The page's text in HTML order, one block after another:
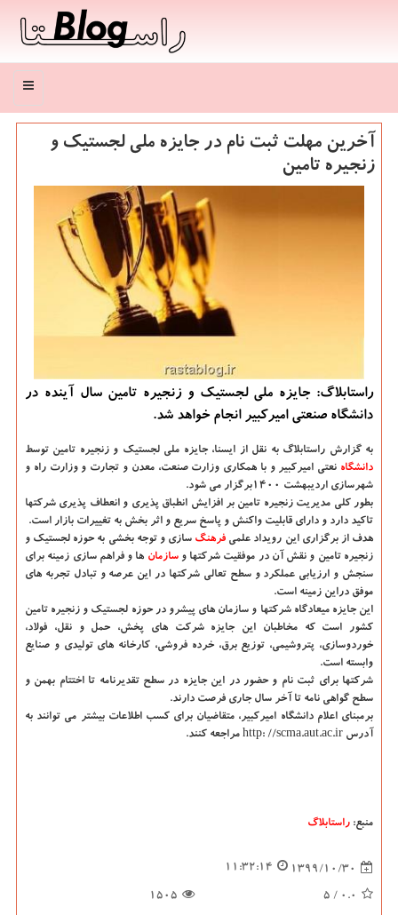
منو
آخرین مهلت ثبت نام در جایزه ملی لجستیك و
زنجیره تامین
راستابلاگ: جایزه ملی لجستیک و زنجیره تامین سال آینده در
دانشگاه صنعتی امیرکبیر انجام خواهد شد.
به گزارش راستابلاگ به نقل از ایسنا،جایزه ملی لجستیک و زنجیره تامین توسط
دانشگاه‌ نعتی امیرکبیر و با همکاری وزارت صنعت، معدن و تجارت و وزارت راه و
شهرسازی اردیبهشت ۱۴۰۰برگزار می شود.
بطور کلی مدیریت زنجیره تامین بر افزایش انطباق پذیری و انعطاف پذیری شرکتها
تاکید دارد و دارای قابلیت واکنش و پاسخ سریع و اثر بخش به تغییرات بازار است.
هدف از برگزاری این رویداد علمی فرهنگ سازی و توجه بخشی به حوزه لجستیک و
زنجیره تامین و نقش آن در موفقیت شرکتها وسازمان ها و فراهم سازی زمینه برای
سنجش و ارزیابی عملکرد و سطح تعالی شرکتها در این عرصه و تبادل تجربه های
موفق دراین زمینه است.
این جایزه میعادگاه شرکتها و سازمان های پیشرو در حوزه لجستیک و زنجیره تامین
کشور است که مخاطبان این جایزه شرکت های پخش، حمل و نقل، فولاد،
خوردوسازی، پتروشیمی، توزیع برق، خرده فروشی، کارخانه های تولیدی و صنایع
وابسته است.
شرکتها برای ثبت نام و حضور در این جایزه در سطح تقدیرنامه تا اختتام بهمن و
سطح گواهی نامه تا آخر سال جاری فرصت دارند.
برمبنای اعلام دانشگاه امیرکبیر، متقاضیان برای کسب اطلاعات بیشتر می توانند به
آدرس http: //scma.aut.ac.ir مراجعه کنند.
منبع: راستابلاگ
1399/10/30
11:32:14
0.0
/ 5
1505